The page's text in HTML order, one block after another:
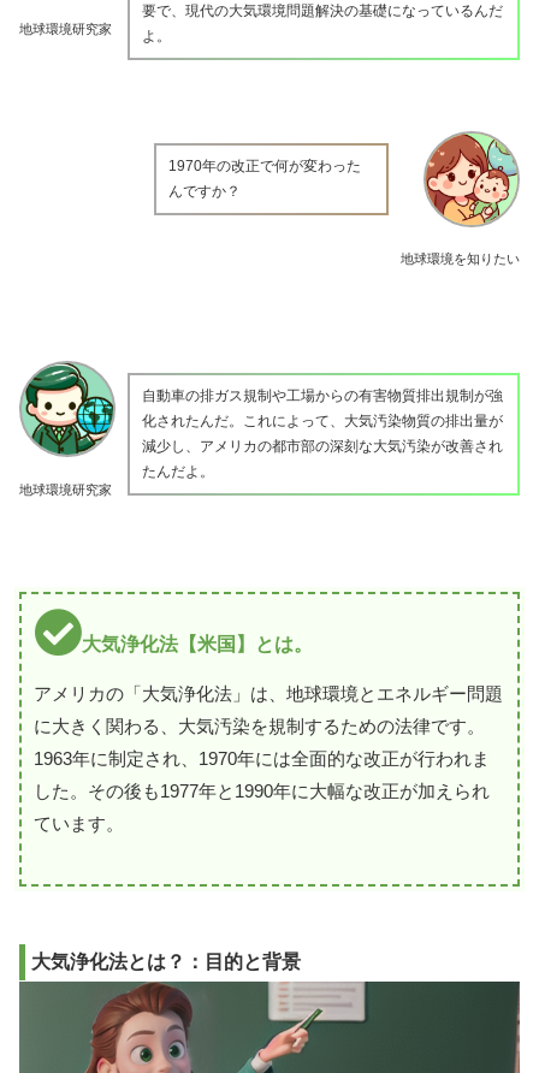
地球環境研究家
要で、現代の大気環境問題解決の基礎になっているんだ
よ。
地球環境を知りたい
1970年の改正で何が変わった
んですか？
地球環境研究家
自動車の排ガス規制や工場からの有害物質排出規制が強
化されたんだ。これによって、大気汚染物質の排出量が
減少し、アメリカの都市部の深刻な大気汚染が改善され
たんだよ。
大気浄化法【米国】とは。
アメリカの「大気浄化法」は、地球環境とエネルギー問題
に大きく関わる、大気汚染を規制するための法律です。
1963年に制定され、1970年には全面的な改正が行われま
した。その後も1977年と1990年に大幅な改正が加えられ
ています。
大気浄化法とは？：目的と背景